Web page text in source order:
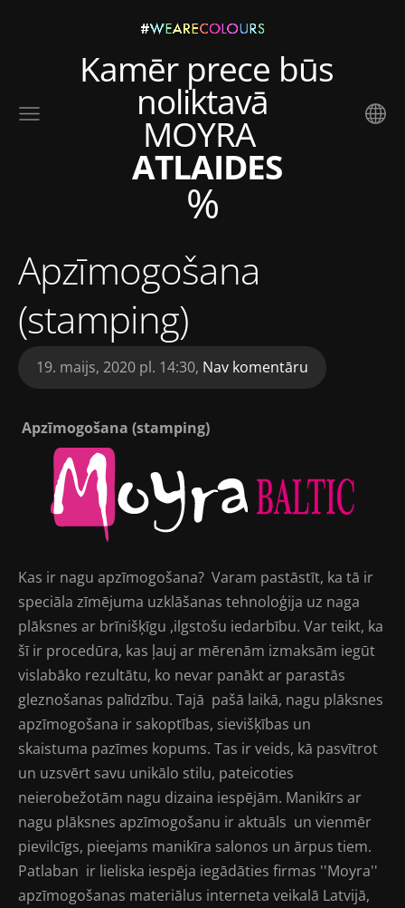
Kamēr prece būs
noliktavā
MOYRA
ATLAIDES
%
Apzīmogošana
(stamping)
19. maijs, 2020 pl. 14:30, Nav komentāru
Apzīmogošana (stamping)
Kas ir nagu apzīmogošana? Varam pastāstīt, ka tā ir
speciāla zīmējuma uzklāšanas tehnoloģija uz naga
plāksnes ar brīnišķīgu ,ilgstošu iedarbību. Var teikt, ka
šī ir procedūra, kas ļauj ar mērenām izmaksām iegūt
vislabāko rezultātu, ko nevar panākt ar parastās
gleznošanas palīdzību. Tajā pašā laikā, nagu plāksnes
apzīmogošana ir sakoptības, sievišķības un
skaistuma pazīmes kopums. Tas ir veids, kā pasvītrot
un uzsvērt savu unikālo stilu, pateicoties
neierobežotām nagu dizaina iespējām. Manikīrs ar
nagu plāksnes apzīmogošanu ir aktuāls un vienmēr
pievilcīgs, pieejams manikīra salonos un ārpus tiem.
Patlaban ir lieliska iespēja iegādāties firmas ''Moyra''
apzīmogošanas materiālus interneta veikalā Latvijā,